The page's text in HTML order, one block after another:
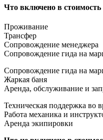
Что включено в стоимость
Проживание
Трансфер
Сопровождение менеджера
Сопровождение гида на
Сопровождение гида на
Жаркая баня
Аренда, обслуживание и
Техническая поддержка во
Работа механика и
Аренда экипировки